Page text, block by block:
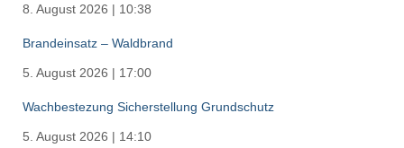
8. August 2026 | 10:38
Brandeinsatz – Waldbrand
5. August 2026 | 17:00
Wachbestezung Sicherstellung Grundschutz
5. August 2026 | 14:10